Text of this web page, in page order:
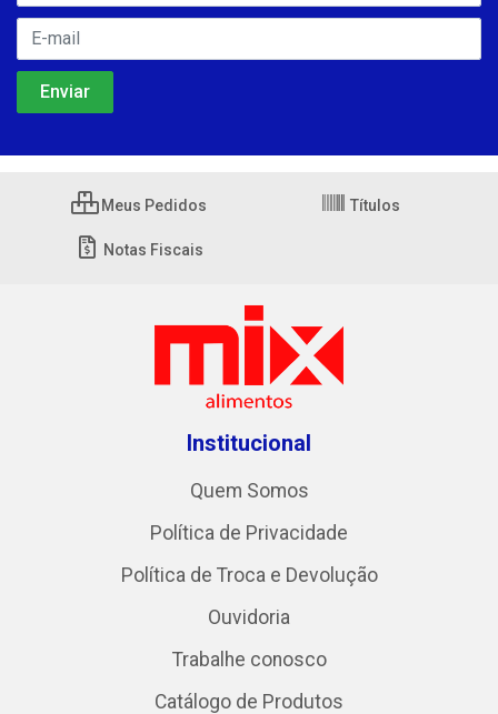
Meus Pedidos Títulos
Notas Fiscais
Institucional
Quem Somos
Política de Privacidade
Política de Troca e Devolução
Ouvidoria
Trabalhe conosco
Catálogo de Produtos